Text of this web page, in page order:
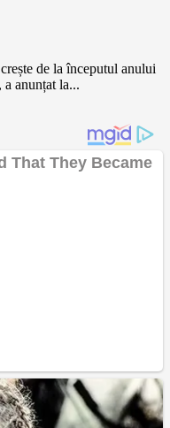
de la începutul anului
anunțat la...